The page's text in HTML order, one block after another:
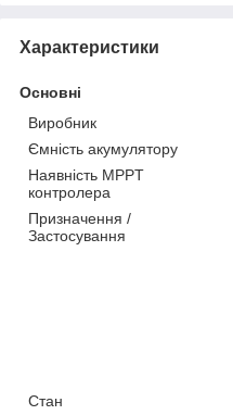
Характеристики
Основні
Виробник
Ємність акумулятору
Наявність MPPT
контролера
Призначення /
Застосування
Стан